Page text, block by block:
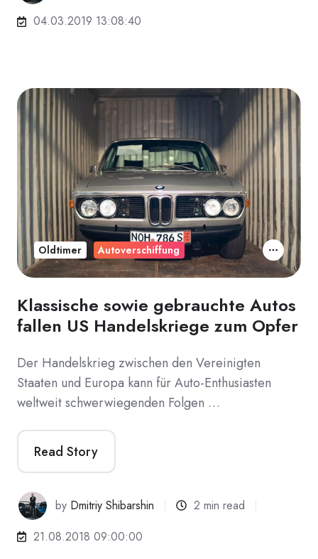
04.03.2019 13:08:40
Klassische sowie gebrauchte Autos
fallen US Handelskriege zum Opfer
Der Handelskrieg zwischen den Vereinigten
Staaten und Europa kann für Auto-Enthusiasten
weltweit schwerwiegenden Folgen …
Read Story
by Dmitriy Shibarshin
2 min read
21.08.2018 09:00:00
Oldtimer Autoverschiffung